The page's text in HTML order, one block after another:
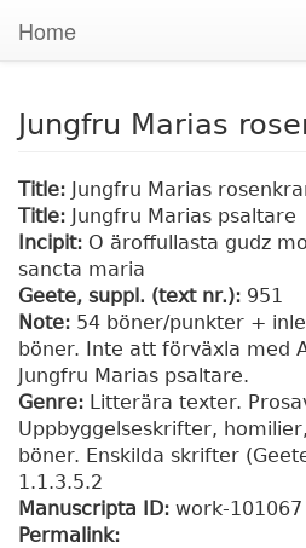
Home
Jungfru Marias
Title: Jungfru Marias
Title: Jungfru Marias psaltare
Incipit: O äroffullasta gudz
sancta maria
Geete, suppl. (text nr.): 951
Note: 54 böner/punkter +
böner. Inte att förväxla med
Jungfru Marias psaltare.
Genre: Litterära texter.
Uppbyggelseskrifter,
böner. Enskilda skrifter
1.1.3.5.2
Manuscripta ID: work-101067
Permalink: